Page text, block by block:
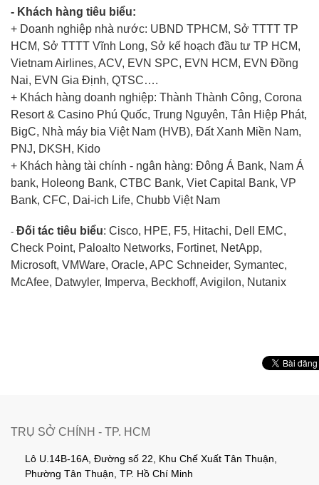
- Khách hàng tiêu biểu:
+ Doanh nghiệp nhà nước: UBND TPHCM, Sở TTTT TP
HCM, Sở TTTT Vĩnh Long, Sở kế hoạch đầu tư TP HCM,
Vietnam Airlines, ACV, EVN SPC, EVN HCM, EVN Đồng
Nai, EVN Gia Định, QTSC….
+ Khách hàng doanh nghiệp: Thành Thành Công, Corona
Resort & Casino Phú Quốc, Trung Nguyên, Tân Hiệp Phát,
BigC, Nhà máy bia Việt Nam (HVB), Đất Xanh Miền Nam,
PNJ, DKSH, Kido
+ Khách hàng tài chính - ngân hàng: Đông Á Bank, Nam Á
bank, Holeong Bank, CTBC Bank, Viet Capital Bank, VP
Bank, CFC, Dai-ich Life, Chubb Việt Nam
- Đối tác tiêu biểu: Cisco, HPE, F5, Hitachi, Dell EMC,
Check Point, Paloalto Networks, Fortinet, NetApp,
Microsoft, VMWare, Oracle, APC Schneider, Symantec,
McAfee, Datwyler, Imperva, Beckhoff, Avigilon, Nutanix
TRỤ SỞ CHÍNH - TP. HCM
Lô U.14B-16A, Đường số 22, Khu Chế Xuất Tân Thuận,
Phường Tân Thuận, TP. Hồ Chí Minh